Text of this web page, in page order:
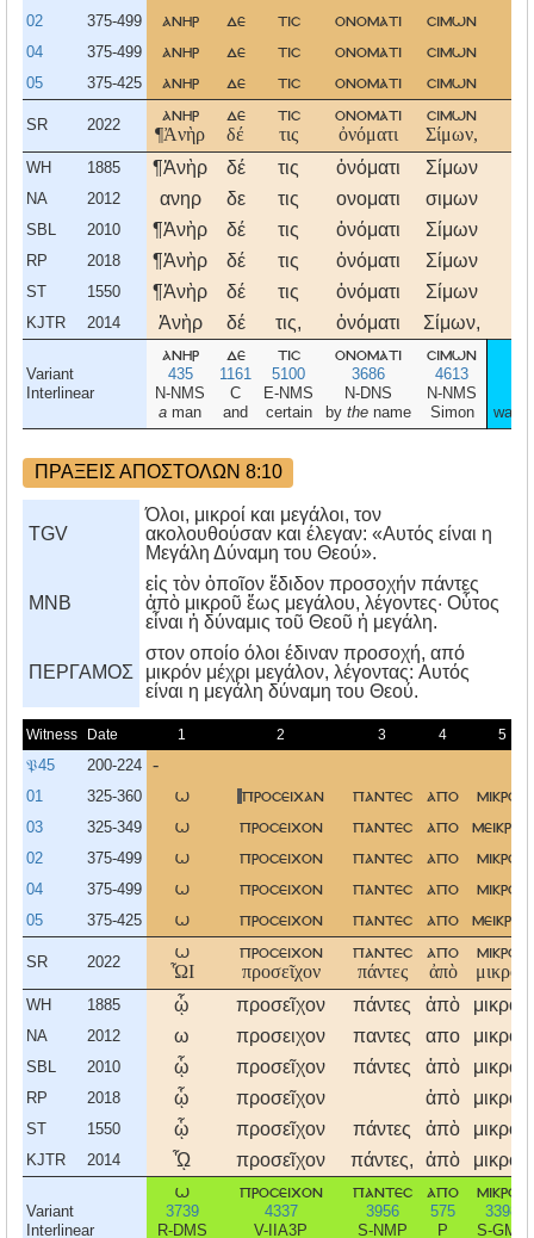
02 375-499 ανηρ δε τισ ονοματι σιμων
04 375-499 ανηρ δε τισ ονοματι σιμων
05 375-425 ανηρ δε τισ ονοματι σιμων
SR 2022
ανηρ
¶Ἀνὴρ
δε
δέ
τισ
τις
ονοματι
ὀνόματι
σιμων
Σίμων,
WH 1885 ¶Ἀνὴρ δέ τις ὀνόματι Σίμων
NA 2012 ανηρ δε τις ονοματι σιμων
SBL 2010 ¶Ἀνὴρ δέ τις ὀνόματι Σίμων
RP 2018 ¶Ἀνὴρ δέ τις ὀνόματι Σίμων
ST 1550 ¶Ἀνὴρ δέ τις ὀνόματι Σίμων
KJTR 2014 Ἀνὴρ δέ τις, ὀνόματι Σίμων,
Variant
Interlinear
ανηρ
435
N-NMS
a man
δε
1161
C
and
τισ
5100
E-NMS
certain
ονοματι
3686
N-DNS
by the name
σιμων
4613
N-NMS
Simon
was
ΠΡΑΞΕΙΣ ΑΠΟΣΤΟΛΩΝ 8:10
TGV
Όλοι, μικροί και μεγάλοι, τον
ακολουθούσαν και έλεγαν: «Αυτός είναι η
Μεγάλη Δύναμη του Θεού».
MNB
εἰς τὸν ὁποῖον ἔδιδον προσοχήν πάντες
ἀπὸ μικροῦ ἕως μεγάλου, λέγοντες· Οὗτος
εἶναι ἡ δύναμις τοῦ Θεοῦ ἡ μεγάλη.
ΠΕΡΓΑΜΟΣ
στον οποίο όλοι έδιναν προσοχή, από
μικρόν μέχρι μεγάλον, λέγοντας: Aυτός
είναι η μεγάλη δύναμη του Θεού.
Witness Date 1 2 3 4 5
𝔓45 200-224 -
01 325-360 ω προσειχαν παντεσ απο μικρου
03 325-349 ω προσειχον παντεσ απο μεικρου
02 375-499 ω προσειχον παντεσ απο μικρου
04 375-499 ω προσειχον παντεσ απο μικρου
05 375-425 ω προσειχον παντεσ απο μεικρου
SR 2022
ω
ὯΙ
προσειχον
προσεῖχον
παντεσ
πάντες
απο
ἀπὸ
μικρου
μικροῦ
WH 1885 ᾧ προσεῖχον πάντες ἀπὸ μικροῦ
NA 2012 ω προσειχον παντες απο μικρου
SBL 2010 ᾧ προσεῖχον πάντες ἀπὸ μικροῦ
RP 2018 ᾧ προσεῖχον ἀπὸ μικροῦ
ST 1550 ᾧ προσεῖχον πάντες ἀπὸ μικροῦ
KJTR 2014 ᾯ προσεῖχον πάντες, ἀπὸ μικροῦ
Variant
Interlinear
ω
3739
R-DMS
προσειχον
4337
V-IIA3P
παντεσ
3956
S-NMP
απο
575
P
μικρου
3398
S-GMS